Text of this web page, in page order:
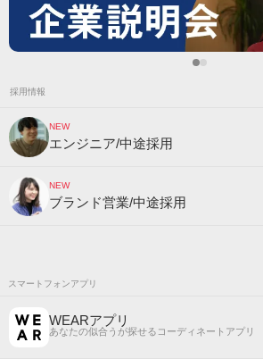
採用情報
NEW
エンジニア/中途採用
NEW
ブランド営業/中途採用
スマートフォンアプリ
WEARアプリ
あなたの似合うが探せるコーディネートアプリ